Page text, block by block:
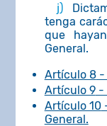
j)
tenga
que
General.
Artículo 8-
Artículo 9-
Artículo 10
General.